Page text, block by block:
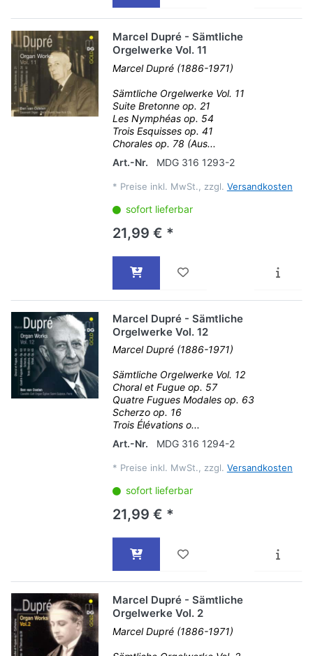
Marcel Dupré - Sämtliche
Orgelwerke Vol. 11
Marcel Dupré (1886-1971)
Sämtliche Orgelwerke Vol. 11
Suite Bretonne op. 21
Les Nymphéas op. 54
Trois Esquisses op. 41
Chorales op. 78 (Aus...
Art.-Nr.
MDG 316 1293-2
* Preise inkl. MwSt., zzgl. Versandkosten
sofort lieferbar
21,99 € *
Marcel Dupré - Sämtliche
Orgelwerke Vol. 12
Marcel Dupré (1886-1971)
Sämtliche Orgelwerke Vol. 12
Choral et Fugue op. 57
Quatre Fugues Modales op. 63
Scherzo op. 16
Trois Élévations o...
Art.-Nr.
MDG 316 1294-2
* Preise inkl. MwSt., zzgl. Versandkosten
sofort lieferbar
21,99 € *
Marcel Dupré - Sämtliche
Orgelwerke Vol. 2
Marcel Dupré (1886-1971)